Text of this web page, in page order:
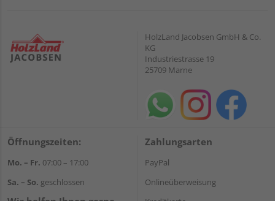
HolzLand Jacobsen GmbH & Co.
KG
Industriestrasse 19
25709 Marne
Öffnungszeiten:
Mo. – Fr. 07:00 – 17:00
Sa. – So. geschlossen
Zahlungsarten
PayPal
Onlineüberweisung